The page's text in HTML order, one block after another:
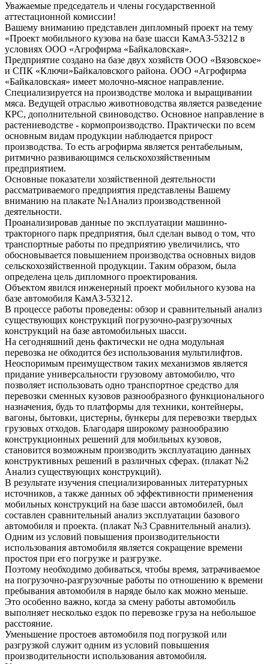
Уважаемые председатель и члены государственной
аттестационной комиссии!
Вашему вниманию представлен дипломный проект на тему
«Проект мобильного кузова на базе шасси КамАЗ-53212 в
условиях ООО «Агрофирма «Байкаловская».
Предприятие создано на базе двух хозяйств ООО «Вязовское»
и СПК «Ключи»Байкаловского района. ООО «Агрофирма
«Байкаловская» имеет молочно-мясное направление.
Специализируется на производстве молока и выращивании
мяса. Ведущей отраслью животноводства является разведение
КРС, дополнительной свиноводство. Основное направление в
растениеводстве - кормопроизводство. Практически по всем
основным видам продукции наблюдается прирост
производства. То есть агрофирма является рентабельным,
ритмично развивающимся сельскохозяйственным
предприятием.
Основные показатели хозяйственной деятельности
рассматриваемого предприятия представлены Вашему
вниманию на плакате №1Анализ производственной
деятельности.
Проанализировав данные по эксплуатации машинно-
тракторного парк предприятия, был сделан вывод о том, что
транспортные работы по предприятию увеличились, что
обосновывается повышением производства основных видов
сельскохозяйственной продукции. Таким образом, была
определена цель дипломного проектирования.
Объектом явился инженерный проект мобильного кузова на
базе автомобиля КамАЗ-53212.
В процессе работы проведены: обзор и сравнительный анализ
существующих конструкций погрузочно-разгрузочных
конструкций на базе автомобильных шасси.
На сегодняшний день фактически не одна модульная
перевозка не обходится без использования мультилифтов.
Неоспоримым преимуществом таких механизмов является
придание универсальности грузовому автомобилю, что
позволяет использовать одно транспортное средство для
перевозки сменных кузовов разнообразного функционального
назначения, будь то платформы для техники, контейнеры,
вагоны, бытовки, цистерны, бункеры для перевозки твердых
грузовых отходов. Благодаря широкому разнообразию
конструкционных решений для мобильных кузовов,
становится возможным производить эксплуатацию данных
конструктивных решений в различных сферах. (плакат №2
Анализ существующих конструкций).
В результате изучения специализированных литературных
источников, а также данных об эффективности применения
мобильных конструкций на базе шасси автомобилей, был
составлен сравнительный анализ эксплуатации базового
автомобиля и проекта. (плакат №3 Сравнительный анализ).
Одним из условий повышения производительности
использования автомобиля является сокращение времени
простоя при его погрузке и разгрузке.
Поэтому необходимо добиваться, чтобы время, затрачиваемое
на погрузочно-разгрузочные работы по отношению к времени
пребывания автомобиля в наряде было как можно меньше.
Это особенно важно, когда за смену работы автомобиль
выполняет несколько ездок по перевозке груза на небольшое
расстояние.
Уменьшение простоев автомобиля под погрузкой или
разгрузкой служит одним из условий повышения
производительности использования автомобиля.